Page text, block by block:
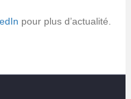
pour plus d’actualité.